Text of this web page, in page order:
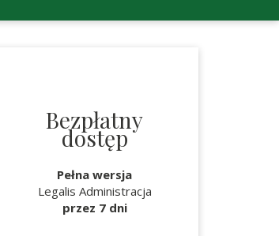
Bezpłatny
dostęp
Pełna wersja
Legalis Administracja
przez 7 dni